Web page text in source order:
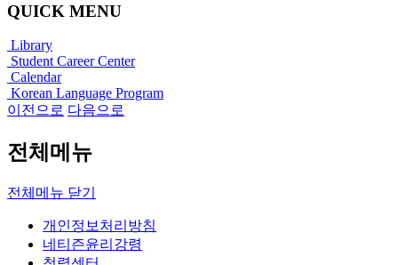
QUICK MENU
Library
Student Career Center
Calendar
Korean Language Program
이전으로 다음으로
전체메뉴
전체메뉴 닫기
개인정보처리방침
네티즌윤리강령